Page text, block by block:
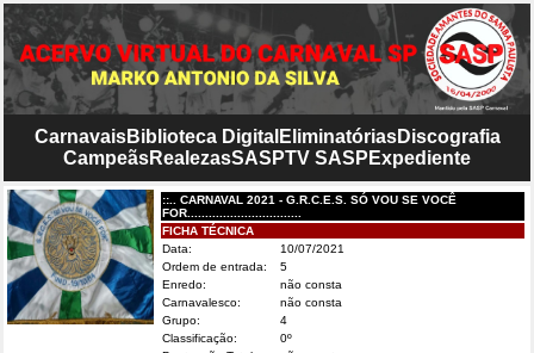
CarnavaisBiblioteca Digital EliminatóriasDiscografia
CampeãsRealezasSASPTV SASP Expediente
::.. CARNAVAL 2021 - G.R.C.E.S. SÓ VOU SE VOCÊ
FOR................................
FICHA TÉCNICA
Data:
10/07/2021
Ordem de entrada:
5
Enredo:
não consta
Carnavalesco:
não consta
Grupo:
4
Classificação:
0º